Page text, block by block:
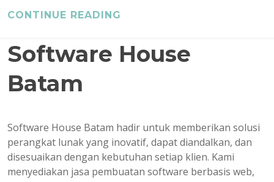
CONTINUE READING
Software House
Batam
Software House Batam hadir untuk memberikan solusi
perangkat lunak yang inovatif, dapat diandalkan, dan
disesuaikan dengan kebutuhan setiap klien. Kami
menyediakan jasa pembuatan software berbasis web,